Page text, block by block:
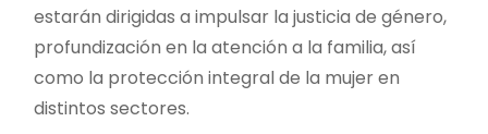
estarán dirigidas a impulsar la justicia de género,
profundización en la atención a la familia, así
como la protección integral de la mujer en
distintos sectores.